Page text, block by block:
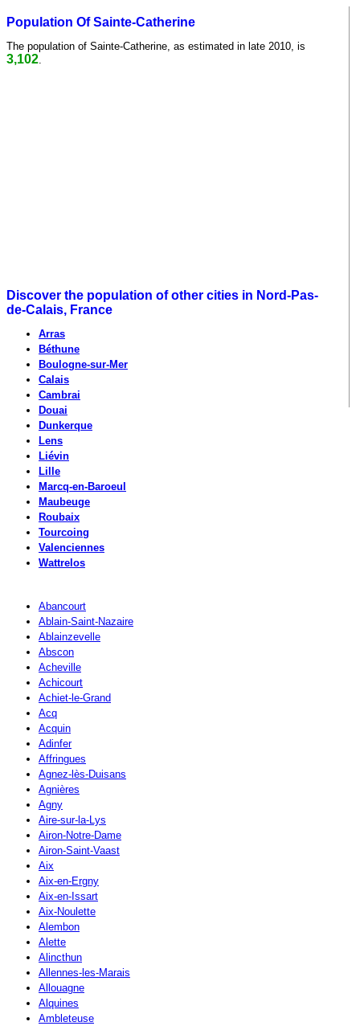
Population Of Sainte-Catherine
The population of Sainte-Catherine, as estimated in late 2010, is
3,102
Discover the population of other cities in Nord-Pas-
de-Calais, France
Arras
Béthune
Boulogne-sur-Mer
Calais
Cambrai
Douai
Dunkerque
Lens
Liévin
Lille
Marcq-en-Baroeul
Maubeuge
Roubaix
Tourcoing
Valenciennes
Wattrelos
Abancourt
Ablain-Saint-Nazaire
Ablainzevelle
Abscon
Acheville
Achicourt
Achiet-le-Grand
Acq
Acquin
Adinfer
Affringues
Agnez-lès-Duisans
Agnières
Agny
Aire-sur-la-Lys
Airon-Notre-Dame
Airon-Saint-Vaast
Aix
Aix-en-Ergny
Aix-en-Issart
Aix-Noulette
Alembon
Alette
Alincthun
Allennes-les-Marais
Allouagne
Alquines
Ambleteuse